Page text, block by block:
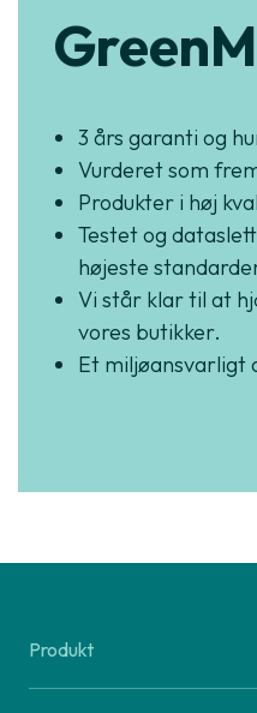
3 års garanti og
Vurderet som
Produkter i høj
Testet og
højeste
Vi står klar til at
vores butikker.
Et miljøansvarligt
Produkt